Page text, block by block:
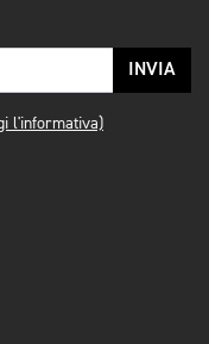
INVIA
l'informativa)